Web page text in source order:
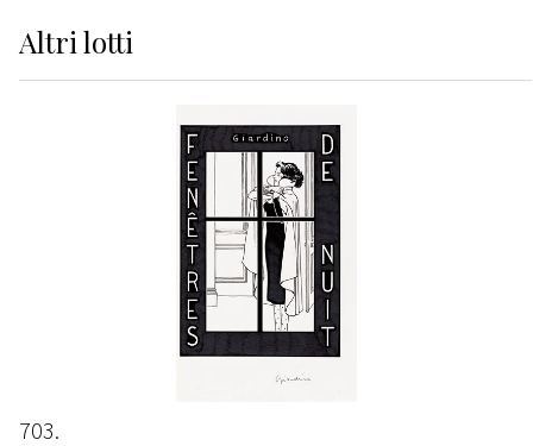
Altrilotti
703